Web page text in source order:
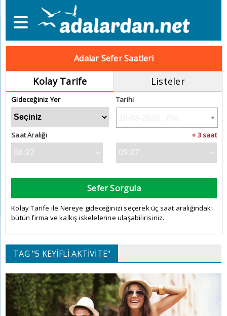
Adalar Sefer Saatleri
Kolay Tarife Listeler
Gideceğiniz Yer Tarihi
Saat Aralığı + 3 saat
Sefer Sorgula
Kolay Tarife ile Nereye gideceğinizi seçerek üç saat aralığındaki
bütün firma ve kalkış iskelelerine ulaşabilirisiniz.
TAG "5 KEYIFLI AKTIVITE"